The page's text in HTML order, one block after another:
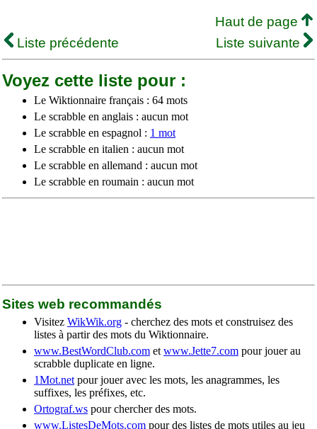
Haut de page
Liste précédente
Liste suivante
Voyez cette liste pour :
Le Wiktionnaire français : 64 mots
Le scrabble en anglais : aucun mot
Le scrabble en espagnol : 1 mot
Le scrabble en italien : aucun mot
Le scrabble en allemand : aucun mot
Le scrabble en roumain : aucun mot
Sites web recommandés
Visitez WikWik.org - cherchez des mots et construisez des
listes à partir des mots du Wiktionnaire.
www.BestWordClub.com et www.Jette7.com pour jouer au
scrabble duplicate en ligne.
1Mot.net pour jouer avec les mots, les anagrammes, les
suffixes, les préfixes, etc.
Ortograf.ws pour chercher des mots.
www.ListesDeMots.com pour des listes de mots utiles au jeu